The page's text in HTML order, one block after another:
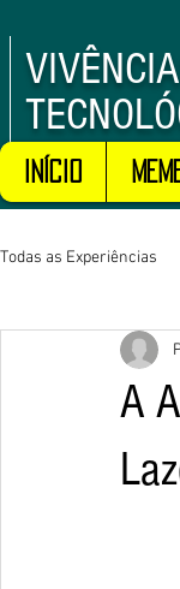
Início
Todas as Experiências
A